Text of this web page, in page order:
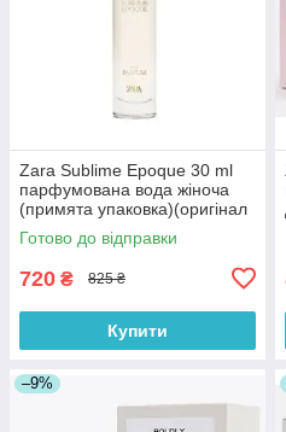
Zara Sublime Epoque 30 ml
парфумована вода жіноча
(примята упаковка)(оригінал
оригінал Іспанія)
Готово до відправки
720 ₴ 825 ₴
Купити
–9%